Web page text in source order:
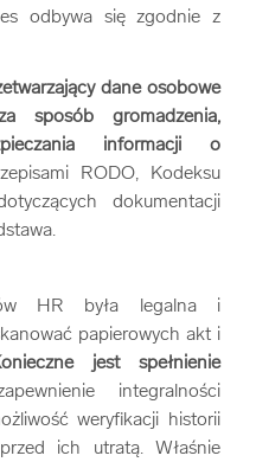
odbywa się zgodnie z
dane osobowe
sposób gromadzenia,
informacji o
RODO, Kodeksu
dokumentacji
HR była legalna i
papierowych akt i
jest spełnienie
integralności
weryfikacji historii
ich utratą. Właśnie